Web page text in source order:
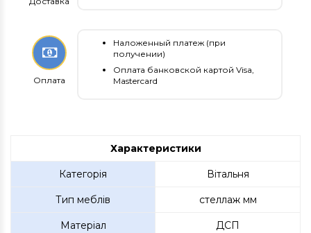
Оплата
Наложенный платеж (при
получении)
Оплата банковской картой Visa,
Mastercard
Характеристики
Категорія Вітальня
Тип меблів стеллаж мм
Матеріал ДСП